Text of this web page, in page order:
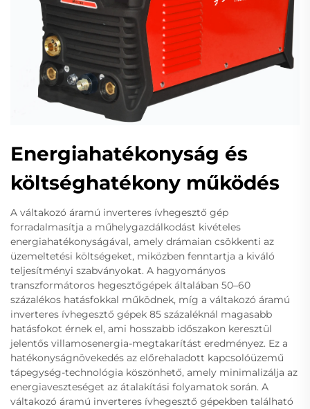
Energiahatékonyság és
költséghatékony működés
A váltakozó áramú inverteres ívhegesztő gép
forradalmasítja a műhelygazdálkodást kivételes
energiahatékonyságával, amely drámaian csökkenti az
üzemeltetési költségeket, miközben fenntartja a kiváló
teljesítményi szabványokat. A hagyományos
transzformátoros hegesztőgépek általában 50–60
százalékos hatásfokkal működnek, míg a váltakozó áramú
inverteres ívhegesztő gépek 85 százaléknál magasabb
hatásfokot érnek el, ami hosszabb időszakon keresztül
jelentős villamosenergia-megtakarítást eredményez. Ez a
hatékonyságnövekedés az előrehaladott kapcsolóüzemű
tápegység-technológia köszönhető, amely minimalizálja az
energiaveszteséget az átalakítási folyamatok során. A
váltakozó áramú inverteres ívhegesztő gépekben található